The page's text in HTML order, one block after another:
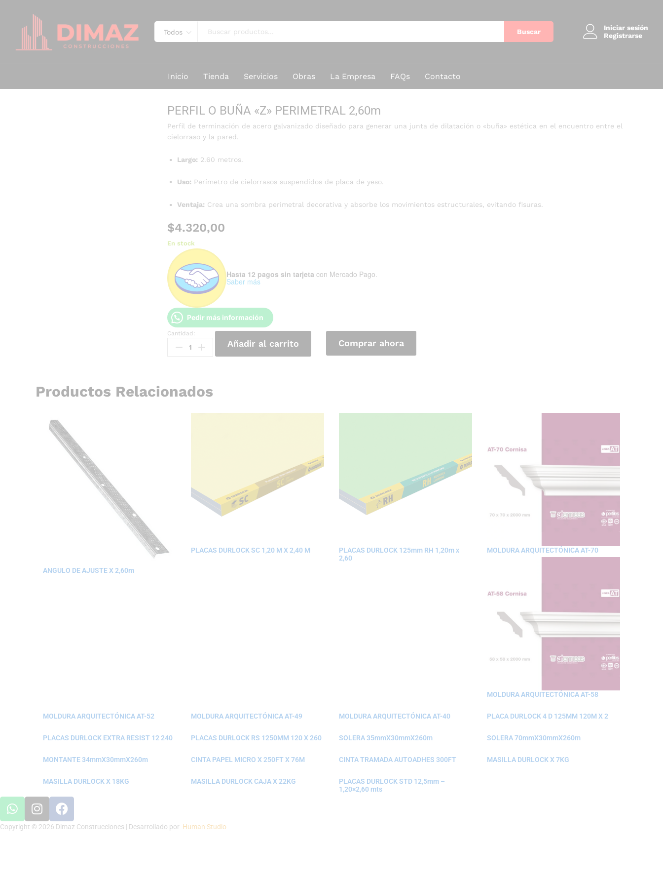
Todos Buscar
Iniciar sesión
Registrarse
Inicio Tienda Servicios Obras La Empresa FAQs Contacto
PERFIL O BUÑA «Z» PERIMETRAL 2,60m
Perfil de terminación de acero galvanizado diseñado para generar una junta de dilatación o «buña» estética en el encuentro entre el
cielorraso y la pared.
Largo: 2.60 metros.
Uso: Perímetro de cielorrasos suspendidos de placa de yeso.
Ventaja: Crea una sombra perimetral decorativa y absorbe los movimientos estructurales, evitando fisuras.
$4.320,00
En stock
Hasta 12 pagos sin tarjeta con Mercado Pago.
Saber más
Pedir más información
Cantidad:
Añadir al carrito Comprar ahora
Productos Relacionados
ANGULO DE AJUSTE X 2,60m
PLACAS DURLOCK SC 1,20 M X 2,40 M
PLACAS DURLOCK 125mm RH 1,20m x
2,60
MOLDURA ARQUITECTÓNICA AT-70
MOLDURA ARQUITECTÓNICA AT-58
MOLDURA ARQUITECTÓNICA AT-52 MOLDURA ARQUITECTÓNICA AT-49 MOLDURA ARQUITECTÓNICA AT-40 PLACA DURLOCK 4 D 125MM 120M X 2
PLACAS DURLOCK EXTRA RESIST 12 240 PLACAS DURLOCK RS 1250MM 120 X 260 SOLERA 35mmX30mmX260m SOLERA 70mmX30mmX260m
MONTANTE 34mmX30mmX260m CINTA PAPEL MICRO X 250FT X 76M CINTA TRAMADA AUTOADHES 300FT MASILLA DURLOCK X 7KG
MASILLA DURLOCK X 18KG MASILLA DURLOCK CAJA X 22KG
PLACAS DURLOCK STD 12,5mm –
1,20×2,60 mts
Copyright © 2026 Dimaz Construcciones | Desarrollado por Human Studio